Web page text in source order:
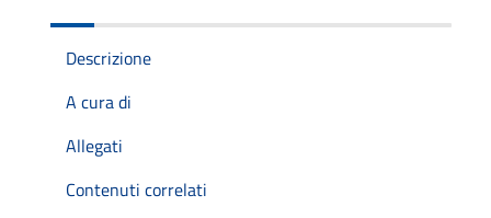
Descrizione
A cura di
Allegati
Contenuti correlati